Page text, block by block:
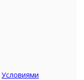
Условиями